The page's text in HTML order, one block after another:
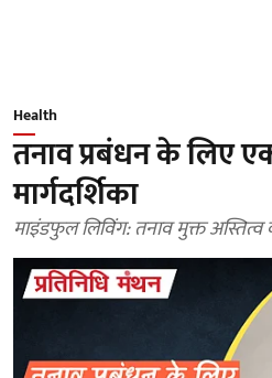
Health
तनाव प्रबंधन के लिए
मार्गदर्शिका
माइंडफुल लिविंग: तनाव मुक्त